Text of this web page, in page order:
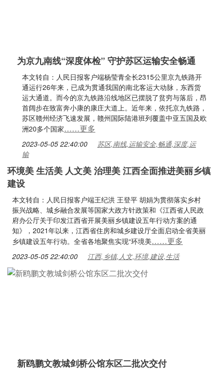
为京九南线“深度体检” 守护苏区运输安全畅通
本文转自：人民日报客户端杨莹青全长2315公里京九铁路开
通运行26年来，已成为贯通我国的南北客运大动脉，东西货
运大通道。而今的京九铁路沿线地区已摆脱了贫穷与落后，昂
首阔步在致富奔小康的康庄大道上。近年来，依托京九铁路，
苏区赣州经济飞速发展，赣州国际陆港班列覆盖中亚五国及欧
洲20多个国家……更多
2023-05-05 22:40:00
苏区,南线,运输安全,畅通,深度,运
输
环境美 生活美 人文美 治理美 江西全面推进美丽乡镇
建设
本文转自：人民日报客户端王纪洪 王登平 胡娟为贯彻落实乡村
振兴战略、城乡融合发展等国家大政方针政策和《江西省人民政
府办公厅关于印发江西省开展美丽乡镇建设五年行动方案的通
知》，2021年以来，江西省住房和城乡建设厅全面启动全省美丽
乡镇建设五年行动。全省各地聚焦实现“环境美……更多
2023-05-05 22:40:00 江西,乡镇,人文,环境,建设,生活
新鸥鹏文教城剑桥公馆东区二批次交付